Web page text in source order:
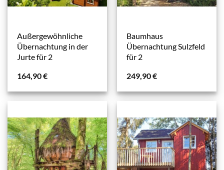
Außergewöhnliche
Übernachtung in der
Jurte für 2
164,90€
Baumhaus
Übernachtung Sulzfeld
für 2
249,90€